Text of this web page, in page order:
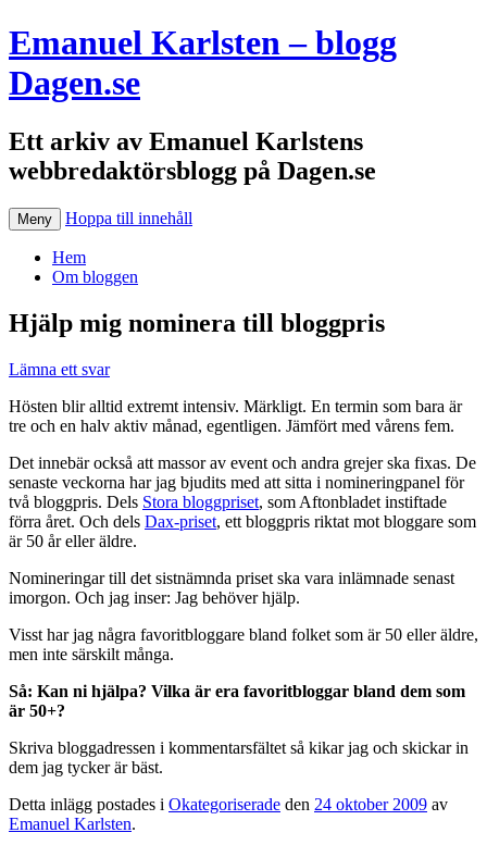
Emanuel Karlsten – blogg
Dagen.se
Ett arkiv av Emanuel Karlstens
webbredaktörsblogg på Dagen.se
Meny Hoppa till innehåll
Hem
Om bloggen
Hjälp mig nominera till bloggpris
Lämna ett svar
Hösten blir alltid extremt intensiv. Märkligt. En termin som bara är
tre och en halv aktiv månad, egentligen. Jämfört med vårens fem.
Det innebär också att massor av event och andra grejer ska fixas. De
senaste veckorna har jag bjudits med att sitta i nomineringpanel för
två bloggpris. Dels Stora bloggpriset, som Aftonbladet instiftade
förra året. Och dels Dax-priset, ett bloggpris riktat mot bloggare som
är 50 år eller äldre.
Nomineringar till det sistnämnda priset ska vara inlämnade senast
imorgon. Och jag inser: Jag behöver hjälp.
Visst har jag några favoritbloggare bland folket som är 50 eller äldre,
men inte särskilt många.
Så: Kan ni hjälpa? Vilka är era favoritbloggar bland dem som
är 50+?
Skriva bloggadressen i kommentarsfältet så kikar jag och skickar in
dem jag tycker är bäst.
Detta inlägg postades i Okategoriserade den 24 oktober 2009 av
Emanuel Karlsten.